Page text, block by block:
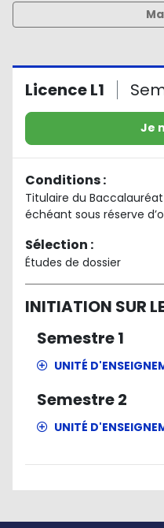
Licence L1
Je
Conditions :
Titulaire du
échéant sous réserve
Sélection :
Études de dossier
INITIATION SUR
Semestre 1
UNITÉ
Chinois Mandarin
Français
Initiation à
Méthodologie
Semestre 2
UNITÉ
Droit des contrats